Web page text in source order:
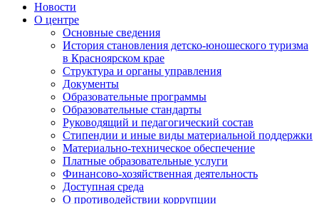
Новости
О центре
Основные сведения
История становления детско-юношеского туризма
в Красноярском крае
Структура и органы управления
Документы
Образовательные программы
Образовательные стандарты
Руководящий и педагогический состав
Стипендии и иные виды материальной поддержки
Материально-техническое обеспечение
Платные образовательные услуги
Финансово-хозяйственная деятельность
Доступная среда
О противодействии коррупции